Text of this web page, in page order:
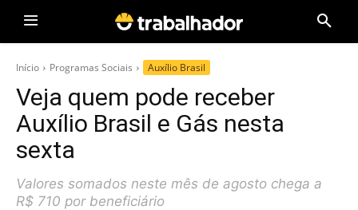
Início Programas Sociais Auxílio Brasil
Veja quem pode receber
Auxílio Brasil e Gás nesta
sexta
Valores somados neste mês de agosto chega a
R$ 710 por beneficiário